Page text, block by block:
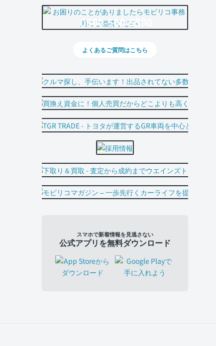
0800-500-5500
よくあるご質問はこちら
スマホで新着情報を見逃さない
公式アプリを無料ダウンロード